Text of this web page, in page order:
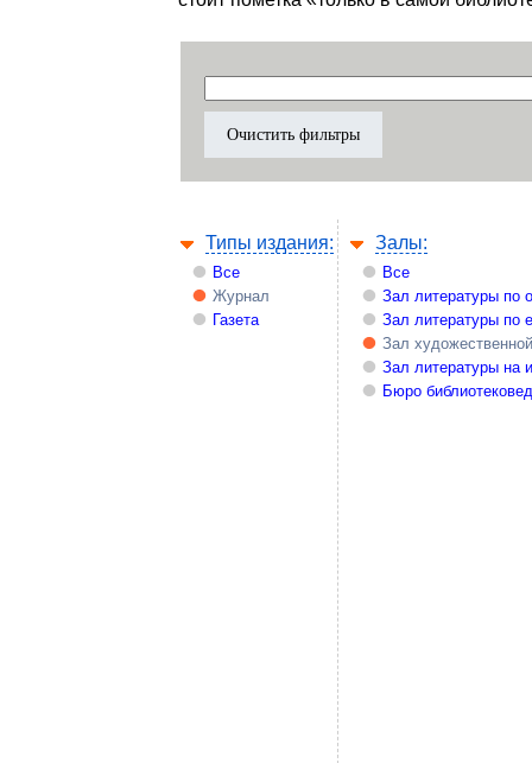
Типы издания:
Все
Журнал
Газета
Залы:
Все
Зал литературы по
Зал литературы по
Зал
Зал литературы на
Бюро